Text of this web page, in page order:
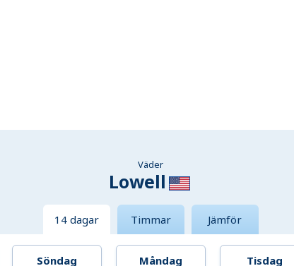
Väder
Lowell
14 dagar Timmar Jämför
Söndag
Måndag
Tisdag